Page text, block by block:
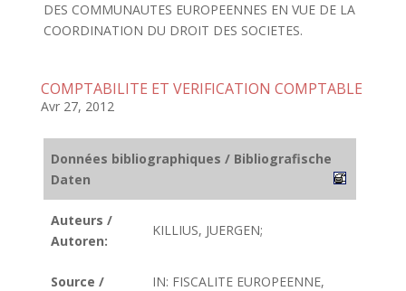
DES COMMUNAUTES EUROPEENNES EN VUE DE LA
COORDINATION DU DROIT DES SOCIETES.
COMPTABILITE ET VERIFICATION COMPTABLE
Avr 27, 2012
Données bibliographiques / Bibliografische
Daten
Auteurs /
Autoren:
KILLIUS, JUERGEN;
Source /
IN: FISCALITE EUROPEENNE,